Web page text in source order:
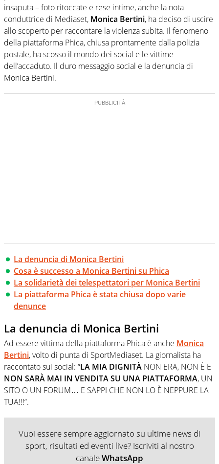
insaputa – foto ritoccate e rese intime, anche la nota
conduttrice di Mediaset, Monica Bertini, ha deciso di uscire
allo scoperto per raccontare la violenza subita. Il fenomeno
della piattaforma Phica, chiusa prontamente dalla polizia
postale, ha scosso il mondo dei social e le vittime
dell’accaduto. Il duro messaggio social e la denuncia di
Monica Bertini.
La denuncia di Monica Bertini
Cosa è successo a Monica Bertini su Phica
La solidarietà dei telespettatori per Monica Bertini
La piattaforma Phica è stata chiusa dopo varie
denunce
La denuncia di Monica Bertini
Ad essere vittima della piattaforma Phica è anche Monica
Bertini, volto di punta di SportMediaset. La giornalista ha
raccontato sui social: “LA MIA DIGNITÀ NON ERA, NON È E
NON SARÀ MAI IN VENDITA SU UNA PIATTAFORMA, UN
SITO O UN FORUM… E SAPPI CHE NON LO È NEPPURE LA
TUA!!!”.
Vuoi essere sempre aggiornato su ultime news di
sport, risultati ed eventi live? Iscriviti al nostro
canaleWhatsApp